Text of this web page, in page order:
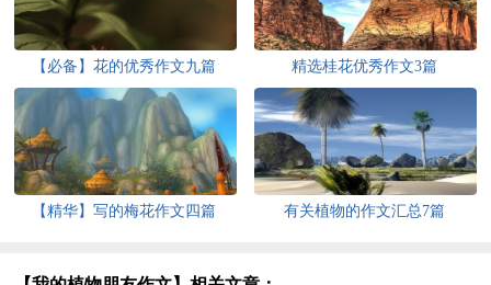
【必备】花的优秀作文九篇 精选桂花优秀作文3篇
【精华】写的梅花作文四篇 有关植物的作文汇总7篇